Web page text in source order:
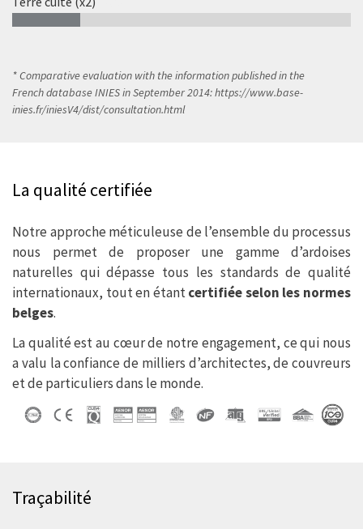
* Comparative evaluation with the information published in the
French database INIES in September 2014: https://www.base-
inies.fr/iniesV4/dist/consultation.html
La qualité certifiée
Notre approche méticuleuse de l’ensemble du processus
nous permet de proposer une gamme d’ardoises
naturelles qui dépasse tous les standards de qualité
internationaux, tout en étantcertifiée selon les normes
belges.
La qualité est au cœur de notre engagement, ce qui nous
a valu la confiance de milliers d’architectes, de couvreurs
et de particuliers dans le monde.
Traçabilité